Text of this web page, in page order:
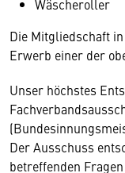
Wäscheroller
Die Mitgliedschaft
Erwerb einer der
Unser höchstes
Der Ausschuss
betreffenden